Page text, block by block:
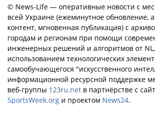
© News-Life — оперативные новости с
всей Украине (ежеминутное обновление,
контент, мгновенная публикация) с
городам и регионам при помощи
инженерных решений и алгоритмов от
использованием технологических
самообучающегося "искусственного
информационной ресурсной поддержке
веб-группы 123ru.net в партнёрстве с
SportsWeek.org и проектом News24.